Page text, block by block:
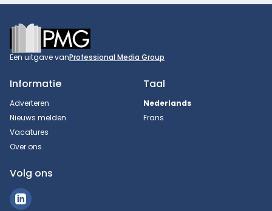
Footer
Een uitgave vanProfessional Media Group
Informatie
Adverteren
Nieuws melden
Vacatures
Over ons
Taal
Nederlands
Frans
Volg ons